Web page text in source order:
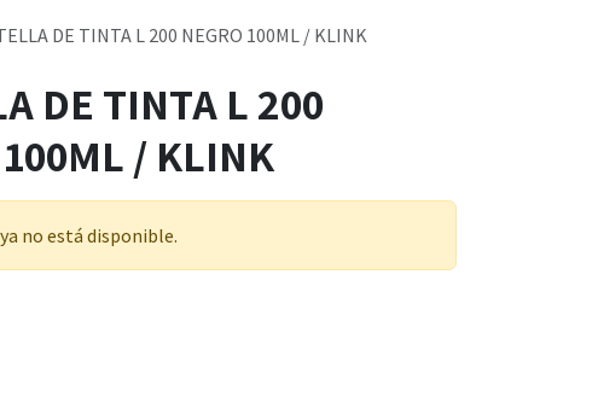
DE TINTA L 200 NEGRO 100ML / KLINK
DE TINTA L 200
/ KLINK
no está disponible.